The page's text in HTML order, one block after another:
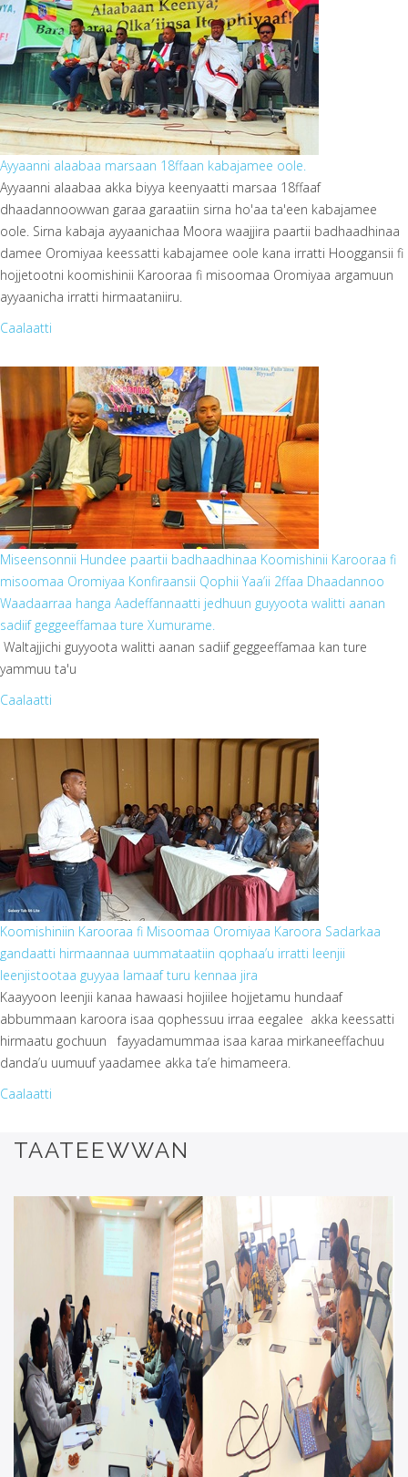
Ayyaanni alaabaa marsaan 18ffaan kabajamee oole.
Ayyaanni alaabaa akka biyya keenyaatti marsaa 18ffaaf
dhaadannoowwan garaa garaatiin sirna ho'aa ta'een kabajamee
oole. Sirna kabaja ayyaanichaa Moora waajjira paartii badhaadhinaa
damee Oromiyaa keessatti kabajamee oole kana irratti Hooggansii fi
hojjetootni koomishinii Karooraa fi misoomaa Oromiyaa argamuun
ayyaanicha irratti hirmaataniiru.
Caalaatti
photo_2025-02-05_12-28-38.jpg
Miseensonnii Hundee paartii badhaadhinaa Koomishinii Karooraa fi
misoomaa Oromiyaa Konfiraansii Qophii Yaa’ii 2ffaa Dhaadannoo
Waadaarraa hanga Aadeffannaatti jedhuun guyyoota walitti aanan
sadiif geggeeffamaa ture Xumurame.
Waltajjichi guyyoota walitti aanan sadiif geggeeffamaa kan ture
yammuu ta'u
Caalaatti
photo_2025-02-05_12-18-39.jpg
Koomishiniin Karooraa fi Misoomaa Oromiyaa Karoora Sadarkaa
gandaatti hirmaannaa uummataatiin qophaa’u irratti leenjii
leenjistootaa guyyaa lamaaf turu kennaa jira
Kaayyoon leenjii kanaa hawaasi hojiilee hojjetamu hundaaf
abbummaan karoora isaa qophessuu irraa eegalee akka keessatti
hirmaatu gochuun fayyadamummaa isaa karaa mirkaneeffachuu
danda’u uumuuf yaadamee akka ta’e himameera.
Caalaatti
TAATEEWWAN